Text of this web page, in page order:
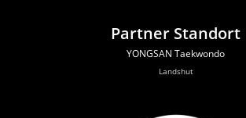
Partner Standort
YONGSAN Taekwondo
Landshut